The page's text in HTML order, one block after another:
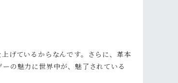
げているからなんです。さらに、革本
の魅力に世界中が、魅了されている